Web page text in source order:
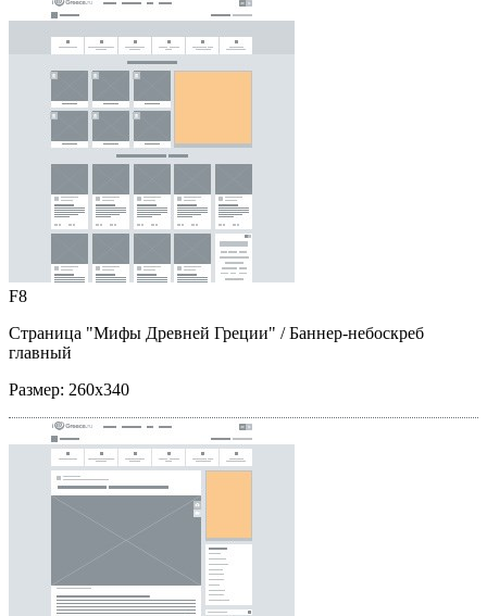
F8
Страница "Мифы Древней Греции" / Баннер-небоскреб
главный
Размер: 260x340